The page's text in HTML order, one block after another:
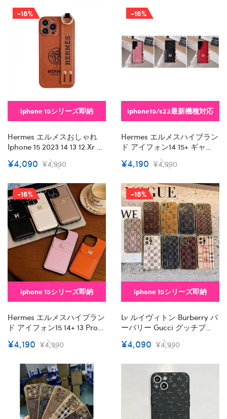
ホケース コピーセレブ愛用
全機種対応ハイブランドケ
ース パロディiphone14/13
Pro Max スマホケース コピ
Pro/15 Pro Max Xs/8/7 Plus
カバー ストラップ付 カード
ハイブランドケース パロデ
ィ
-18%
iphone 15シリーズ即納
Hermes エルメスおしゃれ
Iphone 15 2023 14 13 12 Xr Xs
8/7 Plusケース 手帳型バッ
グ型iphone 15/14 Pro/15 Pro
ラップ付 カード入れ韓国風
セレブ愛用 Iphone 15 アイフ
ォン 15 14 13pro Maxケー
ス ジャケットスマホケース
コピーiphone14/13 Pro Max
スマホケース コピー
¥4,090 ¥4,990
-16%
iphone15/s23最新機種対応
Hermes エルメスハイブラン
ド アイフォン14 15+ ギャラ
クシー S23 Ultra S23 Plus レ
ディースメンズ激安iphone
付 カード入れ韓国風セレブ
愛用 ギャラクシー S23 Ultra
アイフォン 15 14 Pro Maxケ
ース ジャケットスマホケー
ス コピーgalaxy S23 Ultra
Plus S22スマホケース コピ
ー
¥4,190 ¥4,990
-16%
iphone 15シリーズ即納
Hermes エルメスハイブラン
ド アイフォン15 14+ 13 Pro
Max レディースメンズ激安
おしゃれiphone 15 2023 14
帳型バッグ型iphone 14 15
Plusケースカバースタンド付
きセレブ愛用全機種対応ハ
イブランドケース パロディ
¥4,190 ¥4,990
-18%
iphone 15シリーズ即納
Lv ルイヴィトン Burberry バ
ーバリー Gucci グッチブラ
ンドiphone 14 Plus 15 Pro
Maxケースハイブランド ア
レディースメンズ激安おし
ゃれiphone 15 2023 14 13 12
Xr Xs 8/7 Plusケース 手帳型
バッグ型iphone 14 15 Plusケ
ースカバースタンド付き
¥4,090 ¥4,990